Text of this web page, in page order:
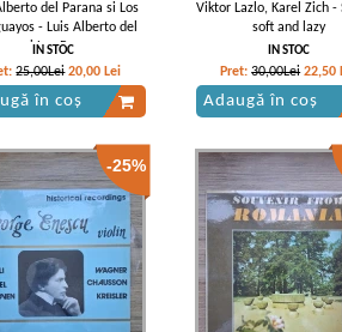
del Parana si Los
- Luis Alberto del
si Los Paraguayos
IN STOC
25,00Lei 20,00 Lei
în coș
Viktor Lazlo, Karel Zich -
soft and lazy
IN STOC
Pret:30,00Lei 22,50
Adaugă în coș
-25%